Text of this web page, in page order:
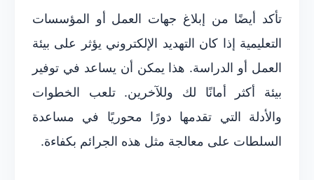
تأكد أيضًا من إبلاغ جهات العمل أو المؤسسات
التعليمية إذا كان التهديد الإلكتروني يؤثر على بيئة
العمل أو الدراسة. هذا يمكن أن يساعد في توفير
بيئة أكثر أمانًا لك وللآخرين. تلعب الخطوات
والأدلة التي تقدمها دورًا محوريًا في مساعدة
السلطات على معالجة مثل هذه الجرائم بكفاءة.